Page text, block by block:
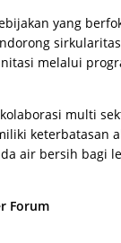
yang
melalui
multi
keterbatasan
air bersih bagi
Forum